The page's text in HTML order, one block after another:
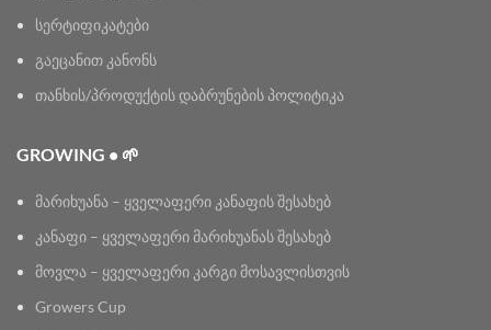
სერტიფიკატები
გაეცანით კანონს
თანხის/პროდუქტის დაბრუნების პოლიტიკა
GROWING • 🌱
მარიხუანა – ყველაფერი კანაფის შესახებ
კანაფი – ყველაფერი მარიხუანას შესახებ
მოვლა – ყველაფერი კარგი მოსავლისთვის
Growers Cup